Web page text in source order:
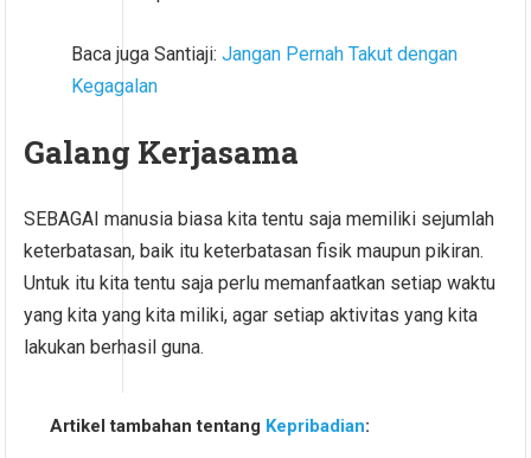
Baca juga Santiaji:Jangan Pernah Takut dengan
Kegagalan
Galang Kerjasama
SEBAGAI manusia biasa kita tentu saja memiliki sejumlah
keterbatasan, baik itu keterbatasan fisik maupun pikiran.
Untuk itu kita tentu saja perlu memanfaatkan setiap waktu
yang kita yang kita miliki, agar setiap aktivitas yang kita
lakukan berhasil guna.
Artikel tambahan tentang Kepribadian: